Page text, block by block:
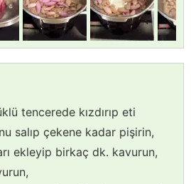
tencerede kızdırıp eti
salıp çekene kadar pişirin,
ekleyip birkaç dk. kavurun,